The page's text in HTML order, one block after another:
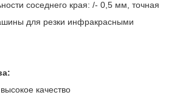
соседнего края: /- 0,5 мм, точная
для резки инфракрасными
качество